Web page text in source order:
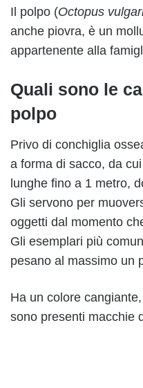
Il polpo (Octopus
anche piovra, è un
appartenente alla
Quali sono le
polpo
Privo di conchiglia
a forma di sacco, da
lunghe fino a 1 metro,
Gli servono per
oggetti dal momento
Gli esemplari più
pesano al massimo un
Ha un colore
sono presenti macchie